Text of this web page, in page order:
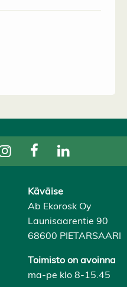
Käväise
Ab Ekorosk Oy
Launisaarentie 90
68600 PIETARSAARI
Toimisto on avoinna
ma-pe klo 8-15.45